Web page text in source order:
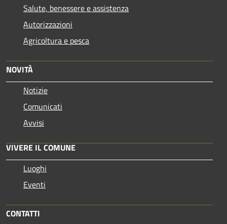
Salute, benessere e assistenza
Autorizzazioni
Agricoltura e pesca
NOVITÀ
Notizie
Comunicati
Avvisi
VIVERE IL COMUNE
Luoghi
Eventi
CONTATTI